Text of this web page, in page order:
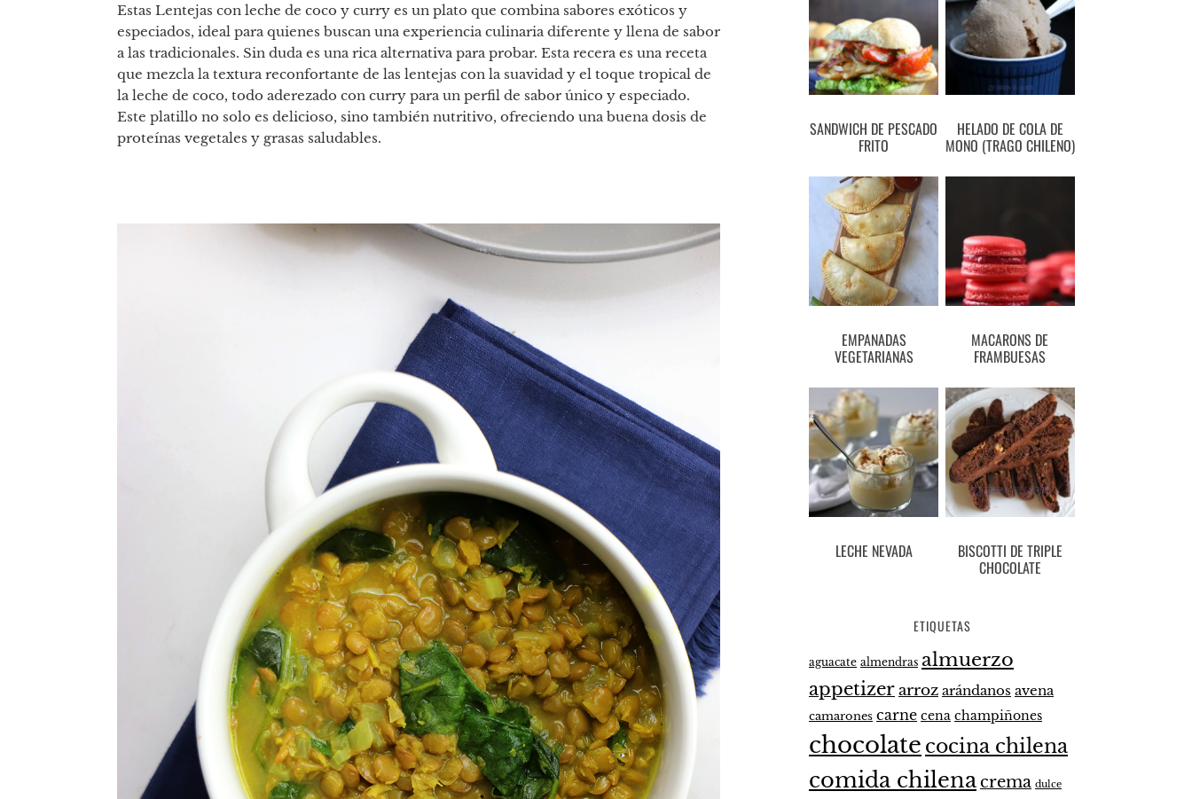
Estas Lentejas con leche de coco y curry es un plato que combina sabores exóticos y
especiados, ideal para quienes buscan una experiencia culinaria diferente y llena de sabor
a las tradicionales. Sin duda es una rica alternativa para probar. Esta recera es una receta
que mezcla la textura reconfortante de las lentejas con la suavidad y el toque tropical de
la leche de coco, todo aderezado con curry para un perfil de sabor único y especiado.
Este platillo no solo es delicioso, sino también nutritivo, ofreciendo una buena dosis de
proteínas vegetales y grasas saludables.
SANDWICH DE PESCADO
FRITO
HELADO DE COLA DE
MONO (TRAGO CHILENO)
EMPANADAS
VEGETARIANAS
MACARONS DE
FRAMBUESAS
LECHE NEVADA BISCOTTI DE TRIPLE
CHOCOLATE
ETIQUETAS
aguacate almendras almuerzo
appetizerarroz arándanos avena
camarones carne cena champiñones
chocolate cocina chilena
comida chilenacrema dulce